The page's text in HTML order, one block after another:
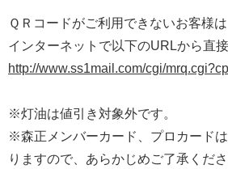
ＱＲコードがご利用できないお客様は
インターネットで以下のURLから直
http://www.ss1mail.com/cgi/
※灯油は値引き対象外です。
※森正メンバーカード、プロカード
りますので、あらかじめご了承くださ